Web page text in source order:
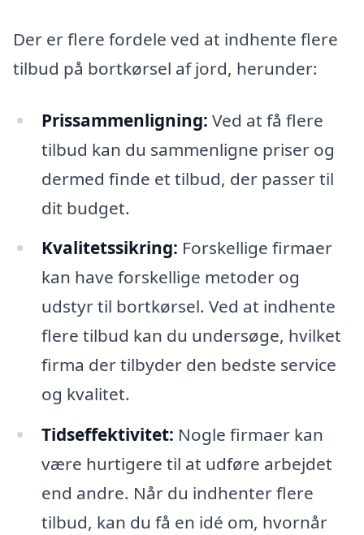
Der er flere fordele ved at indhente flere
tilbud på bortkørsel af jord, herunder:
Prissammenligning: Ved at få flere
tilbud kan du sammenligne priser og
dermed finde et tilbud, der passer til
dit budget.
Kvalitetssikring: Forskellige firmaer
kan have forskellige metoder og
udstyr til bortkørsel. Ved at indhente
flere tilbud kan du undersøge, hvilket
firma der tilbyder den bedste service
og kvalitet.
Tidseffektivitet: Nogle firmaer kan
være hurtigere til at udføre arbejdet
end andre. Når du indhenter flere
tilbud, kan du få en idé om, hvornår